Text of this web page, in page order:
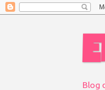
Blog